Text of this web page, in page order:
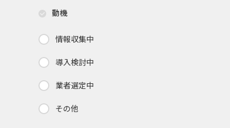
動機
情報収集中
導入検討中
業者選定中
その他